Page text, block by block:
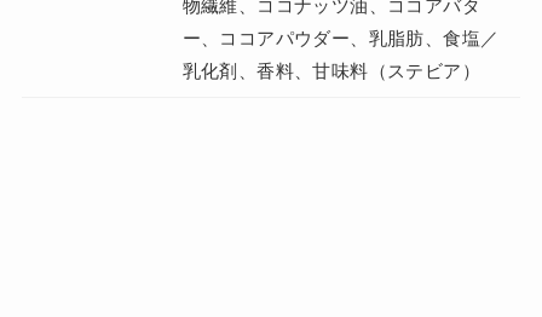
物繊維、ココナッツ油、ココアバタ
ー、ココアパウダー、乳脂肪、食塩／
乳化剤、香料、甘味料（ステビア）